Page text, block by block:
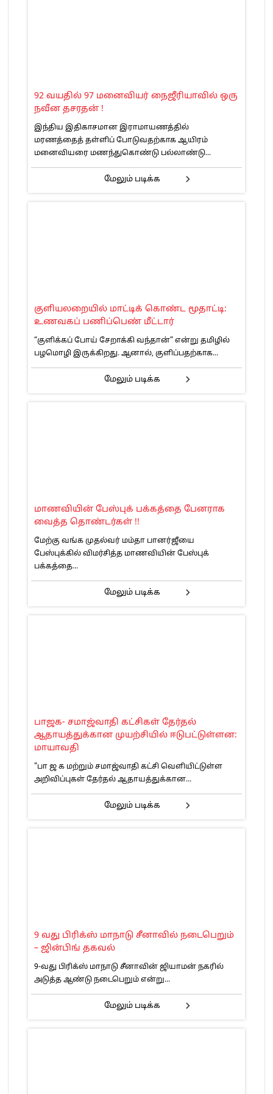
92 வயதில் 97 மனைவியர் நைஜீரியாவில் ஒரு
நவீன தசரதன் !
இந்திய இதிகாசமான இராமாயணத்தில்
மரணத்தைத் தள்ளிப் போடுவதற்காக ஆயிரம்
மனைவியரை மணந்துகொண்டு பல்லாண்டு...
மேலும் படிக்க
குளியலறையில் மாட்டிக் கொண்ட மூதாட்டி:
உணவகப் பணிப்பெண் மீட்டார்
“குளிக்கப் போய் சேறாக்கி வந்தான்” என்று தமிழில்
பழமொழி இருக்கிறது. ஆனால், குளிப்பதற்காக...
மேலும் படிக்க
மாணவியின் பேஸ்புக் பக்கத்தை பேனராக
வைத்த தொண்டர்கள் !!
மேற்கு வங்க முதல்வர் மம்தா பானர்ஜீயை
பேஸ்புக்கில் விமர்சித்த மாணவியின் பேஸ்புக்
பக்கத்தை...
மேலும் படிக்க
பாஜக- சமாஜ்வாதி கட்சிகள் தேர்தல்
ஆதாயத்துக்கான முயற்சியில் ஈடுபட்டுள்ளன:
மாயாவதி
"பா ஜ க மற்றும் சமாஜ்வாதி கட்சி வெளியிட்டுள்ள
அறிவிப்புகள் தேர்தல் ஆதாயத்துக்கான...
மேலும் படிக்க
9 வது பிரிக்ஸ் மாநாடு சீனாவில் நடைபெறும்
– ஜின்பிங் தகவல்
9-வது பிரிக்ஸ் மாநாடு சீனாவின் ஜியாமன் நகரில்
அடுத்த ஆண்டு நடைபெறும் என்று...
மேலும் படிக்க